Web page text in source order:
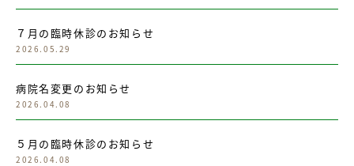
７月の臨時休診のお知らせ
2026.05.29
病院名変更のお知らせ
2026.04.08
５月の臨時休診のお知らせ
2026.04.08